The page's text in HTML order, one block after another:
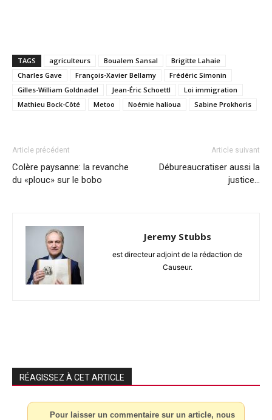
TAGS agriculteurs Boualem Sansal
Brigitte Lahaie
Charles Gave
François-Xavier Bellamy
Frédéric Simonin
Gilles-William Goldnadel
Jean-Éric Schoettl
Loi immigration
Mathieu Bock-Côté
Metoo Noémie halioua Sabine Prokhoris
Article précédent
Colère paysanne: la revanche
du «plouc» sur le bobo
Article suivant
Débureaucratiser aussi la
justice…
Jeremy Stubbs
est directeur adjoint de la rédaction de
Causeur.
RÉAGISSEZ À CET ARTICLE
Pour laisser un commentaire sur un article, nous